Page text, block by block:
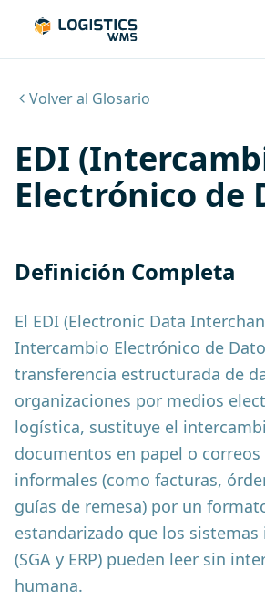
Volver al Glosario
EDI
Electrónico de
Definición Completa
El EDI (Electronic Data
Intercambio Electrónico de
transferencia estructurada de
organizaciones por medios
logística, sustituye el
documentos en papel o
informales (como facturas,
guías de remesa) por un
estandarizado que los
(SGA y ERP) pueden leer sin
humana.